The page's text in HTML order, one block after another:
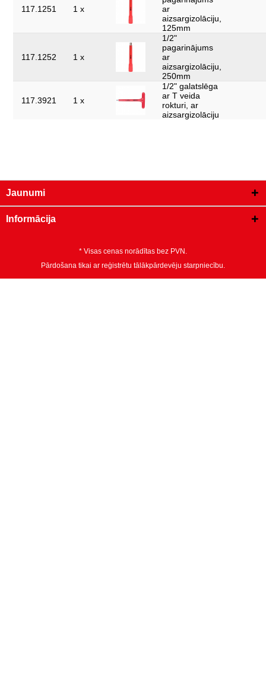
117.1251 1 x
ar
aizsargizolāciju,
125mm
117.1252 1 x
1/2"
pagarinājums
ar
aizsargizolāciju,
250mm
117.3921 1 x
1/2" galatslēga
ar T veida
rokturi, ar
aizsargizolāciju
Jaunumi
Informācija
* Visas cenas norādītas bez PVN.
Pārdošana tikai ar reģistrētu tālākpārdevēju starpniecību.